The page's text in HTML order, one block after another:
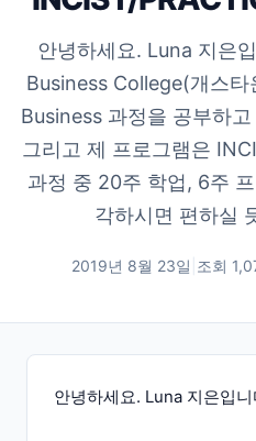
안녕하세요. Luna 지은
Business College(개스타
Business 과정을 공부하
그리고 제 프로그램은
과정 중 20주 학업, 6주
각하시면 편하실
2019년 8월 23일 조회
안녕하세요. Luna 지은입니